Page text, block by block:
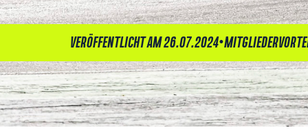
VERÖFFENTLICHT AM 26.07.2024•